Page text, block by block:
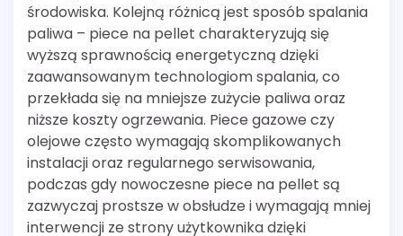
środowiska. Kolejną różnicą jest sposób spalania
paliwa – piece na pellet charakteryzują się
wyższą sprawnością energetyczną dzięki
zaawansowanym technologiom spalania, co
przekłada się na mniejsze zużycie paliwa oraz
niższe koszty ogrzewania. Piece gazowe czy
olejowe często wymagają skomplikowanych
instalacji oraz regularnego serwisowania,
podczas gdy nowoczesne piece na pellet są
zazwyczaj prostsze w obsłudze i wymagają mniej
interwencji ze strony użytkownika dzięki